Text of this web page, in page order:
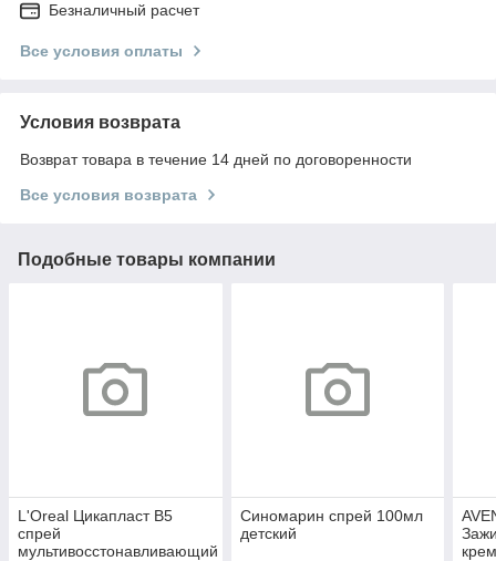
Безналичный расчет
Все условия оплаты
Условия возврата
Возврат товара в течение 14 дней по договоренности
Все условия возврата
Подобные товары компании
L'Oreal Цикапласт В5
спрей
мультивосстонавливающий
Синомарин спрей 100мл
детский